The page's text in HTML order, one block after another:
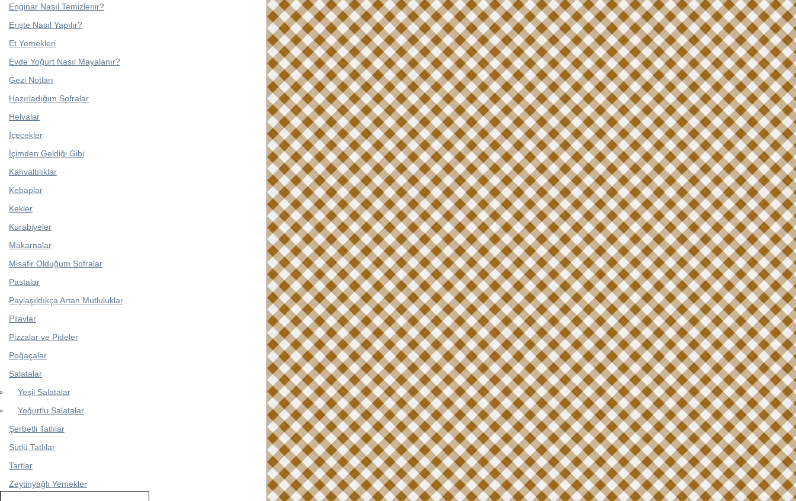
Enginar Nasıl Temizlenir?
Erişte Nasıl Yapılır?
Et Yemekleri
Evde Yoğurt Nasıl Mayalanır?
Gezi Notları
Hazırladığım Sofralar
Helvalar
İçecekler
İçimden Geldiği Gibi
Kahvaltılıklar
Kebaplar
Kekler
Kurabiyeler
Makarnalar
Misafir Olduğum Sofralar
Pastalar
Paylaşıldıkça Artan Mutluluklar
Pilavlar
Pizzalar ve Pideler
Poğaçalar
Salatalar
Yeşil Salatalar
Yoğurtlu Salatalar
Şerbetli Tatlılar
Sütlü Tatlılar
Tartlar
Zeytinyağlı Yemekler